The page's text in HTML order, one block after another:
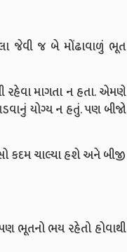
જેવી જ બે મોંઢાવાળું ભૂત
માગતા ન હતા. એમણે
યોગ્ય ન હતું. પણ બીજો
કદમ ચાલ્યા હશે અને બીજી
ભૂતનો ભય રહેતો હોવાથી